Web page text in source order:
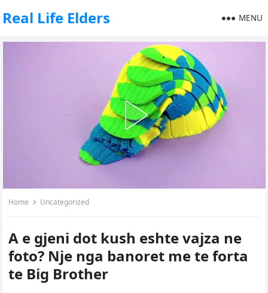
Real Life Elders MENU
Home Uncategorized
A e gjeni dot kush eshte vajza ne
foto? Nje nga banoret me te forta
te Big Brother